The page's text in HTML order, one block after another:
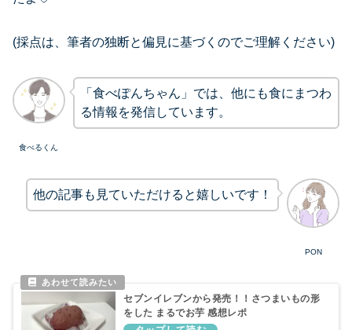
(採点は、筆者の独断と偏見に基づくのでご理解ください)
食べるくん
「食べぽんちゃん」では、他にも食にまつわ
る情報を発信しています。
PON
他の記事も見ていただけると嬉しいです！
セブンイレブンから発売！！さつまいもの形
をした まるでお芋 感想レポ